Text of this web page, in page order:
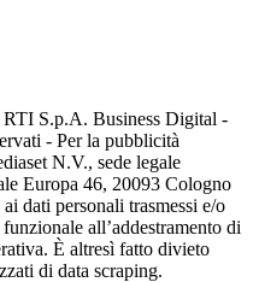
RTI S.p.A. Business Digital -
- Per la pubblicità
N.V., sede legale
Europa 46, 20093 Cologno
dati personali trasmessi e/o
all’addestramento di
È altresì fatto divieto
di data scraping.